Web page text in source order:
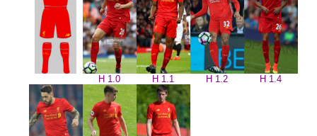
H 1.0 H 1.1 H 1.2 H 1.4